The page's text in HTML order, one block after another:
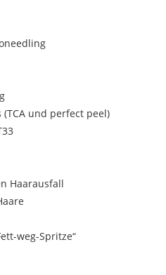
(TCA und perfect peel)
Haarausfall
weg-Spritze“